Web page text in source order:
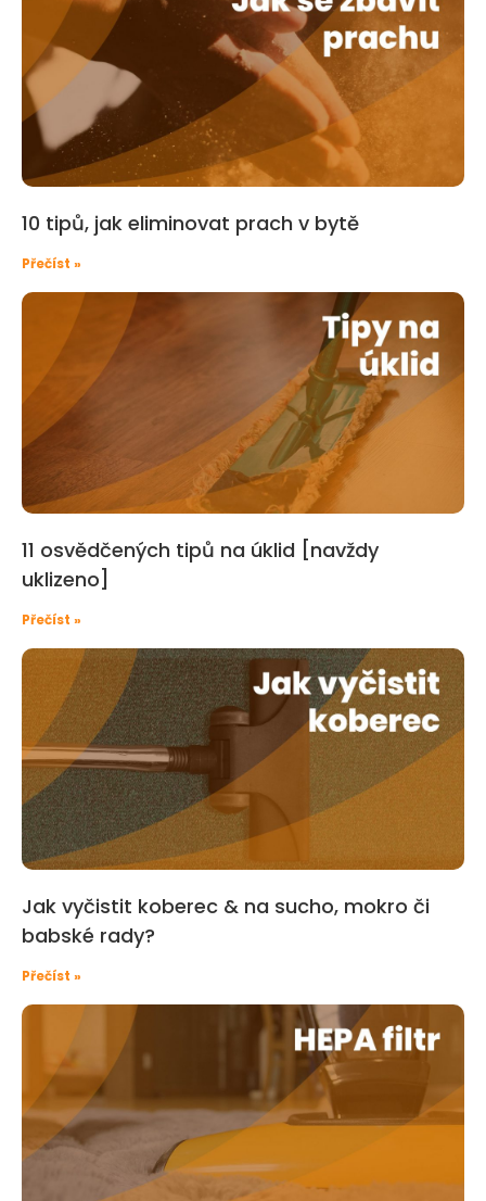
10 tipů, jak eliminovat prach v bytě
Přečíst »
11 osvědčených tipů na úklid [navždy
uklizeno]
Přečíst »
Jak vyčistit koberec & na sucho, mokro či
babské rady?
Přečíst »